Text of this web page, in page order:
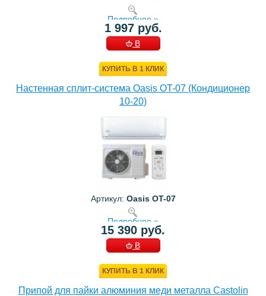
Подробнее »
1 997 руб.
В
КУПИТЬ В 1 КЛИК
Настенная сплит-система Oasis OT-07 (Кондиционер
10-20)
Артикул: Oasis OT-07
Подробнее »
15 390 руб.
В
КУПИТЬ В 1 КЛИК
Припой для пайки алюминия меди металла Castolin